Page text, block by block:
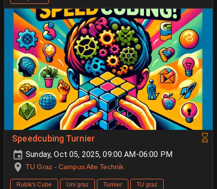
Speedcubing Turnier
Sunday, Oct 05, 2025, 09:00 AM-06:00 PM
TU Graz - Campus Alte Technik
Rubik's Cube Uni graz Turnier
TU graz